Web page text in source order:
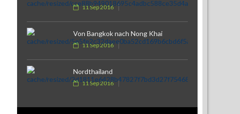
11 Sep 2016
Von Bangkok nach Nong Khai
11 Sep 2016
Nordthailand
11 Sep 2016